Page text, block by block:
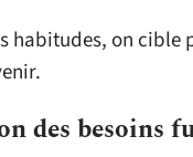
habitudes, on
des besoins